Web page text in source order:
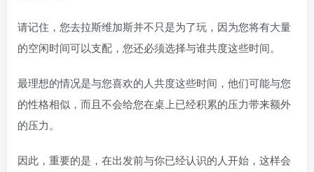
请记住，您去拉斯维加斯并不只是为了玩，因为您将有大量
的空闲时间可以支配，您还必须选择与谁共度这些时间。
最理想的情况是与您喜欢的人共度这些时间，他们可能与您
的性格相似，而且不会给您在桌上已经积累的压力带来额外
的压力。
因此，重要的是，在出发前与你已经认识的人开始，这样会